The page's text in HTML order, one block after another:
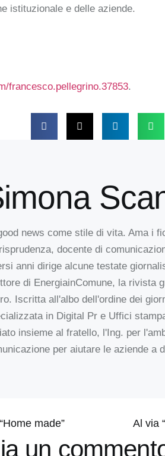
istituzionale e delle aziende.
francesco.pellegrino.37853.
news come stile di vita. Ama i
docente di
anni dirige alcune testate
di EnergiainComune, la rivista
Iscritta all'albo dell'ordine dei
in Digital Pr e Uffici
insieme al fratello, l'Ing. per
per aiutare le aziende a
made”
un